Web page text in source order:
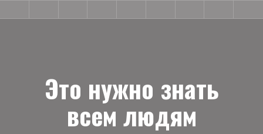
to Бога
греха из
вопросы
вопросы
и
Это нужно знать
всем людям